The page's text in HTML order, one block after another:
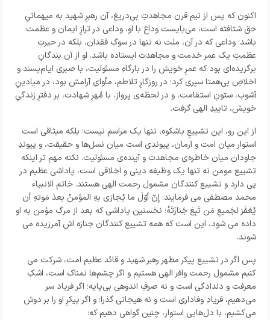
اکنون که پس از نیم قرن مجاهدتِ بی‌دریغ، آن رهبرِ شهید به میهمانیِ
حق شتافته است، می‌بایست وداع با او، وداعی در ترازِ ایمان و عظمت
باشد؛ وداعی که در آن، ملت نه تنها در سوگِ فقدان، بلکه در حیرتِ
عظمتِ یک عمر خدمت و مجاهدت ایستاده باشد. او از آن بندگانِ
برگزیده‌ای بود که عمرِ خویش را در بارگاهِ مسئولیت، با صبری ایام‌پسند و
اخلاصِ بی‌همتا سپری کرد؛ در روزگارِ تلاطم، مأوایِ آرامش بود، در میادینِ
آشوب، ستونِ استقامت، و در لحظه‌ی پرواز، با مُهرِ شهادت، بر دفترِ زندگیِ
خویش، تاییدِ الهی گرفت.
از این رو، این تشییعِ باشکوه، تنها یک مراسم نیست؛ بلکه میثاقی است
استوار میان امت و آرمان، پیوندی است میان نسل‌ها و حقیقت، و پیوندِ
جاودان میان خاطره‌ی مجاهدت و آینده‌ی مسئولیت. نکته مهم تر اینکه
تشییع مومن نه تنها یک وظیفه دینی و اخلاقی است، پاداشی عظیم در
پی دارد و تشییع کنندگان مشمول رحمت الهی هستند. خاتم الانبیاء
محمد مصطفی می فرمایند: إنّ أوّلَ ما يُجازى بهِ المؤمنُ بعدَ مَوتهِ أن
يُغفَرَ لجَميعِ مَن تَبِعَ جَنازَتَهُ؛ نخستين پاداشى كه بعد از مرگ مؤمن به او
داده مى شود، اين است كه همه تشييع كنندگان جنازه اش آمرزيده مى
شوند.
پس اگر در تشییع پیکر مطهر رهبر شهید و قائد عظیم امت، شرکت می
کنیم مشمول رحمت وافر الهی هستیم و اگر چشم‌ها نمناک است، اشکِ
معرفت و دلدادگی است و نه صرفِ اندوهی بی‌پایه؛ اگر فریاد سر
می‌دهیم، فریادِ وفاداری است و نه هیجانی گذرا؛ و اگر پیکرِ او را بر دوش
می‌کشیم، با دل‌هایی استوار، چنین گواهی دهیم که: